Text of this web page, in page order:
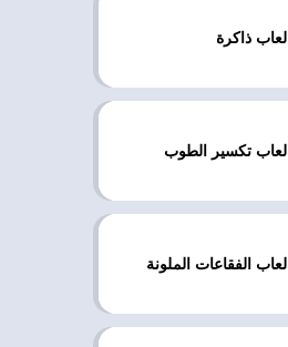
العاب ذاكرة
العاب تكسير الطوب
العاب الفقاعات الملونة